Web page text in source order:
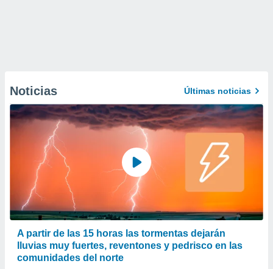
Noticias Últimas noticias
A partir de las 15 horas las tormentas dejarán
lluvias muy fuertes, reventones y pedrisco en las
comunidades del norte